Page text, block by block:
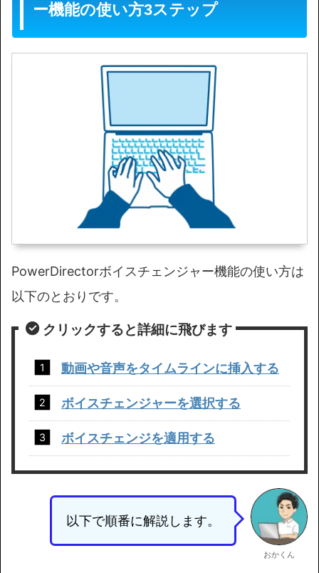
ー機能の使い方3ステップ
PowerDirectorボイスチェンジャー機能の使い方は
以下のとおりです。
クリックすると詳細に飛びます
動画や音声をタイムラインに挿入する
ボイスチェンジャーを選択する
ボイスチェンジを適用する
以下で順番に解説します。
おかくん